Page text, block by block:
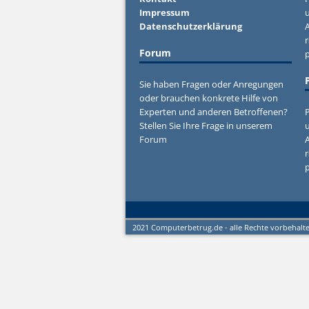
Impressum
Datenschutzerklärung
Forum
Sie haben Fragen oder Anregungen
oder brauchen konkrete Hilfe von
Experten und anderen Betroffenen?
Stellen Sie Ihre Frage in unserem
Forum
2021 Computerbetrug.de - alle Rechte